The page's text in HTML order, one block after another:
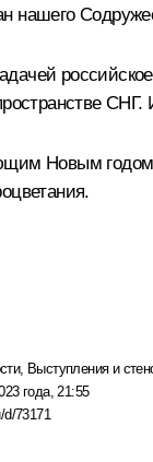
нашего
Новым
, Выступления и
года, 21:55
d/73171